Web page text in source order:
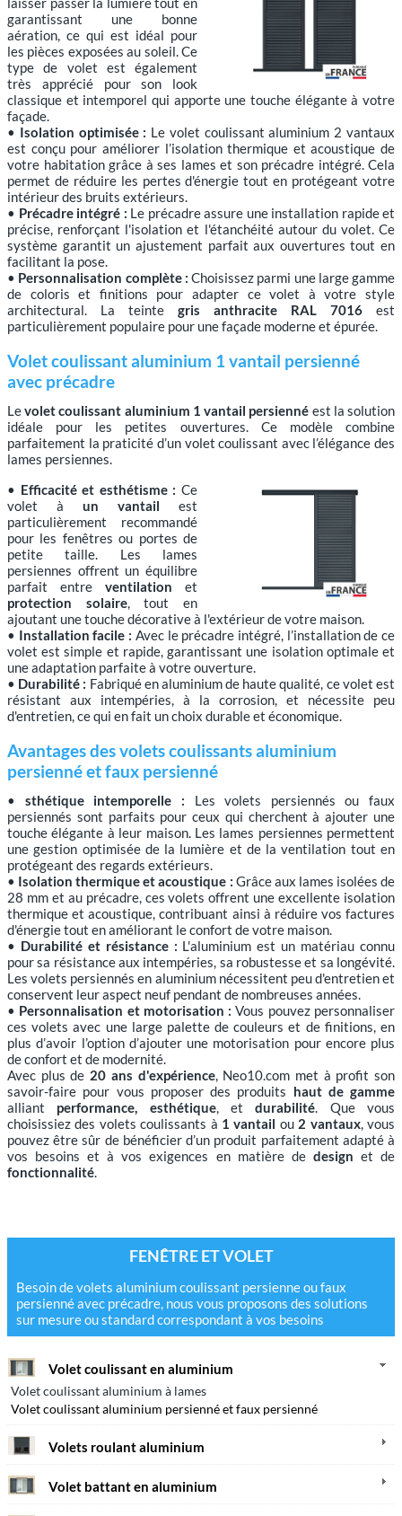
FENÊTRE ET VOLET
Besoin de volets aluminium coulissant persienne ou faux
persienné avec précadre, nous vous proposons des solutions
sur mesure ou standard correspondant à vos besoins
Volet coulissant en aluminium
Volet coulissant aluminium à lames
Volet coulissant aluminium persienné et faux persienné
Volets roulant aluminium
Volet battant en aluminium
garantissant une bonne
aération, ce qui est idéal pour
les pièces exposées au soleil. Ce
type de volet est également
très apprécié pour son look
classique et intemporel qui apporte une touche élégante à votre
façade.
• Isolation optimisée : Le volet coulissant aluminium 2 vantaux
est conçu pour améliorer l’isolation thermique et acoustique de
votre habitation grâce à ses lames et son précadre intégré. Cela
permet de réduire les pertes d'énergie tout en protégeant votre
intérieur des bruits extérieurs.
• Précadre intégré : Le précadre assure une installation rapide et
précise, renforçant l'isolation et l'étanchéité autour du volet. Ce
système garantit un ajustement parfait aux ouvertures tout en
facilitant la pose.
• Personnalisation complète : Choisissez parmi une large gamme
de coloris et finitions pour adapter ce volet à votre style
architectural. La teinte gris anthracite RAL 7016 est
particulièrement populaire pour une façade moderne et épurée.
Volet coulissant aluminium 1 vantail persienné
avec précadre
Levolet coulissant aluminium 1 vantail persienné est la solution
idéale pour les petites ouvertures. Ce modèle combine
parfaitement la praticité d’un volet coulissant avec l’élégance des
lames persiennes.
• Efficacité et esthétisme : Ce
volet à un vantail est
particulièrement recommandé
pour les fenêtres ou portes de
petite taille. Les lames
persiennes offrent un équilibre
parfait entre ventilation et
protection solaire, tout en
ajoutant une touche décorative à l'extérieur de votre maison.
• Installation facile : Avec le précadre intégré, l’installation de ce
volet est simple et rapide, garantissant une isolation optimale et
une adaptation parfaite à votre ouverture.
• Durabilité : Fabriqué en aluminium de haute qualité, ce volet est
résistant aux intempéries, à la corrosion, et nécessite peu
d'entretien, ce qui en fait un choix durable et économique.
Avantages des volets coulissants aluminium
persienné et faux persienné
• sthétique intemporelle : Les volets persiennés ou faux
persiennés sont parfaits pour ceux qui cherchent à ajouter une
touche élégante à leur maison. Les lames persiennes permettent
une gestion optimisée de la lumière et de la ventilation tout en
protégeant des regards extérieurs.
• Isolation thermique et acoustique : Grâce aux lames isolées de
28 mm et au précadre, ces volets offrent une excellente isolation
thermique et acoustique, contribuant ainsi à réduire vos factures
d'énergie tout en améliorant le confort de votre maison.
• Durabilité et résistance : L'aluminium est un matériau connu
pour sa résistance aux intempéries, sa robustesse et sa longévité.
Les volets persiennés en aluminium nécessitent peu d'entretien et
conservent leur aspect neuf pendant de nombreuses années.
• Personnalisation et motorisation : Vous pouvez personnaliser
ces volets avec une large palette de couleurs et de finitions, en
plus d’avoir l’option d’ajouter une motorisation pour encore plus
de confort et de modernité.
Avec plus de 20 ans d'expérience, Neo10.com met à profit son
savoir-faire pour vous proposer des produits haut de gamme
alliant performance, esthétique, etdurabilité. Que vous
choisissiez des volets coulissants à 1 vantail ou 2 vantaux, vous
pouvez être sûr de bénéficier d’un produit parfaitement adapté à
vos besoins et à vos exigences en matière de design et de
fonctionnalité.